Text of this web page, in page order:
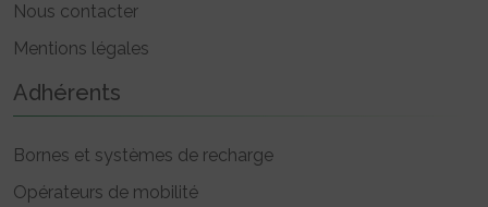
Nous contacter
Mentions légales
Adhérents
Bornes et systèmes de recharge
Opérateurs de mobilité